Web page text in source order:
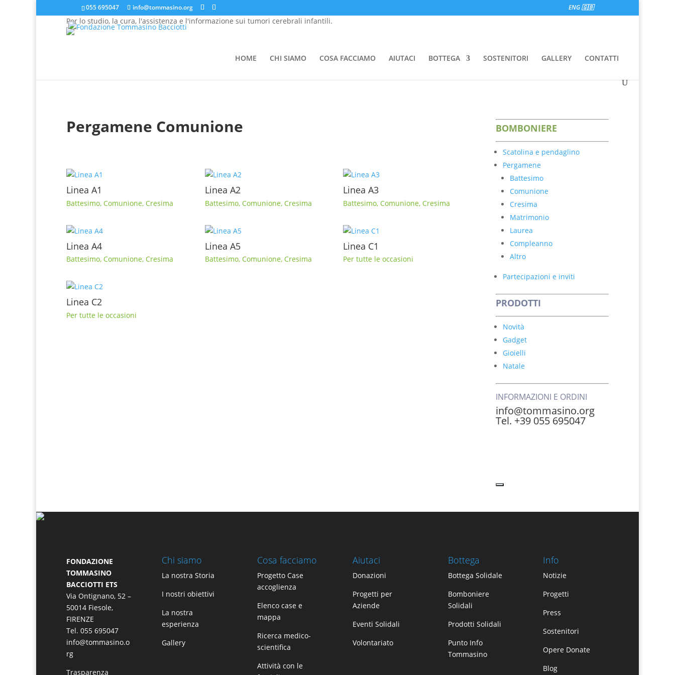
055 695047 info@tommasino.org ENG 🇬🇧
Per lo studio, la cura, l'assistenza e l'informazione sui tumori cerebrali infantili.
HOME CHI SIAMO COSA FACCIAMO AIUTACI BOTTEGA SOSTENITORI GALLERY CONTATTI
Pergamene Comunione
Linea A1
Battesimo, Comunione, Cresima
Linea A2
Battesimo, Comunione, Cresima
Linea A3
Battesimo,Comunione,Cresima
Linea A4
Battesimo, Comunione, Cresima
Linea A5
Battesimo, Comunione, Cresima
Linea C1
Per tutte le occasioni
Linea C2
Per tutte le occasioni
BOMBONIERE
Scatolina e pendaglino
Pergamene
Battesimo
Comunione
Cresima
Matrimonio
Laurea
Compleanno
Altro
Partecipazioni e inviti
PRODOTTI
Novità
Gadget
Gioielli
Natale
INFORMAZIONI E ORDINI
info@tommasino.org
Tel. +39 055 695047
FONDAZIONE
TOMMASINO
BACCIOTTI ETS
Via Ontignano, 52 –
50014 Fiesole,
FIRENZE
Tel. 055 695047
info@tommasino.o
rg
Trasparenza
Chi siamo
La nostra Storia
I nostri obiettivi
La nostra
esperienza
Gallery
Cosa facciamo
Progetto Case
accoglienza
Elenco case e
mappa
Ricerca medico-
scientifica
Attività con le
Aiutaci
Donazioni
Progetti per
Aziende
Eventi Solidali
Volontariato
Bottega
Bottega Solidale
Bomboniere
Solidali
Prodotti Solidali
Punto Info
Tommasino
Info
Notizie
Progetti
Press
Sostenitori
Opere Donate
Blog